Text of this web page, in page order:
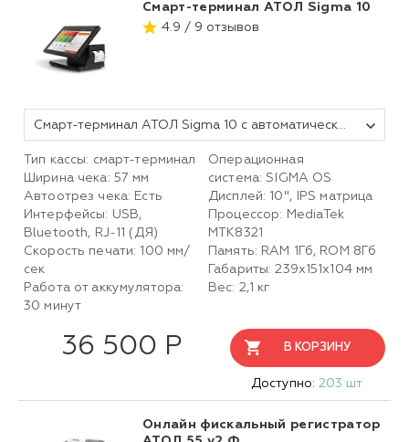
Смарт-терминал АТОЛ Sigma 10
4.9 / 9 отзывов
Смарт-терминал АТОЛ Sigma 10 с автоматическим тарифом SIGMA и ИТС (без ФН, 5.0)
Тип кассы: смарт-терминал
Ширина чека: 57 мм
Автоотрез чека: Есть
Интерфейсы: USB,
Bluetooth, RJ-11 (ДЯ)
Скорость печати: 100 мм/
сек
Работа от аккумулятора:
30 минут
Операционная
система: SIGMA OS
Дисплей: 10", IPS матрица
Процессор: MediaTek
MTK8321
Память: RAM 1Гб, ROM 8Гб
Габариты: 239х151х104 мм
Вес: 2,1 кг
36 500 Р В КОРЗИНУ
Доступно: 203 шт.
Онлайн фискальный регистратор